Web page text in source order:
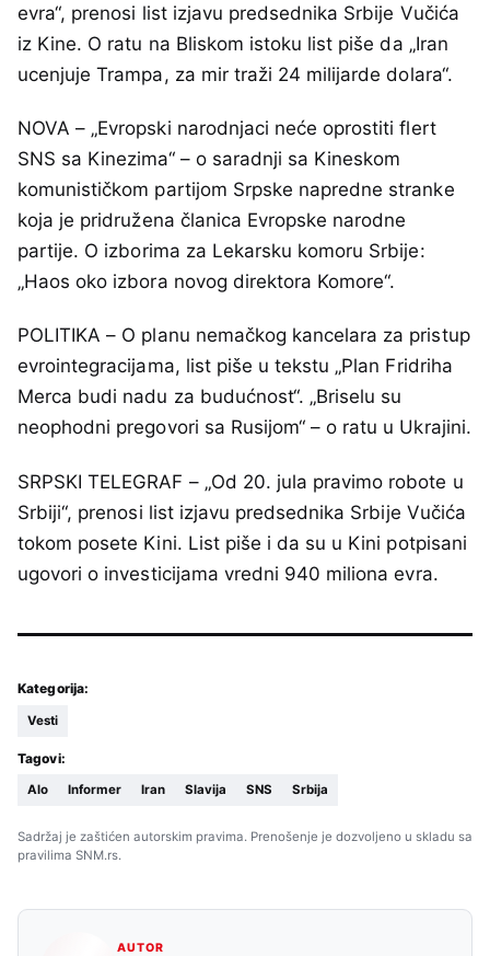
evra“, prenosi list izjavu predsednika Srbije Vučića
iz Kine. O ratu na Bliskom istoku list piše da „Iran
ucenjuje Trampa, za mir traži 24 milijarde dolara“.
NOVA – „Evropski narodnjaci neće oprostiti flert
SNS sa Kinezima“ – o saradnji sa Kineskom
komunističkom partijom Srpske napredne stranke
koja je pridružena članica Evropske narodne
partije. O izborima za Lekarsku komoru Srbije:
„Haos oko izbora novog direktora Komore“.
POLITIKA – O planu nemačkog kancelara za pristup
evrointegracijama, list piše u tekstu „Plan Fridriha
Merca budi nadu za budućnost“. „Briselu su
neophodni pregovori sa Rusijom“ – o ratu u Ukrajini.
SRPSKI TELEGRAF – „Od 20. jula pravimo robote u
Srbiji“, prenosi list izjavu predsednika Srbije Vučića
tokom posete Kini. List piše i da su u Kini potpisani
ugovori o investicijama vredni 940 miliona evra.
Kategorija:
Vesti
Tagovi:
Alo Informer Iran Slavija SNS Srbija
Sadržaj je zaštićen autorskim pravima. Prenošenje je dozvoljeno u skladu sa
pravilima SNM.rs.
AUTOR